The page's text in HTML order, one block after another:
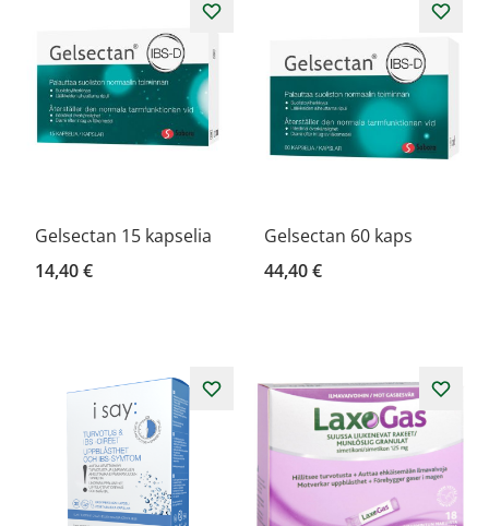
Gelsectan 15 kapselia
14,40 €
Gelsectan 60 kaps
44,40 €